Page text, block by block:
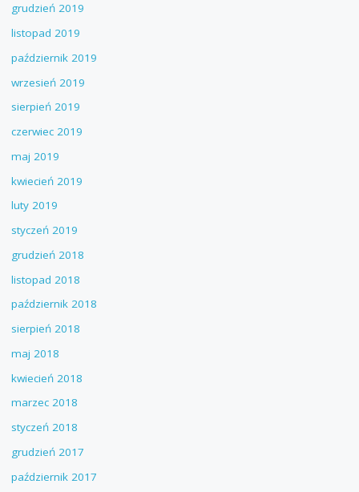
grudzień 2019
listopad 2019
październik 2019
wrzesień 2019
sierpień 2019
czerwiec 2019
maj 2019
kwiecień 2019
luty 2019
styczeń 2019
grudzień 2018
listopad 2018
październik 2018
sierpień 2018
maj 2018
kwiecień 2018
marzec 2018
styczeń 2018
grudzień 2017
październik 2017